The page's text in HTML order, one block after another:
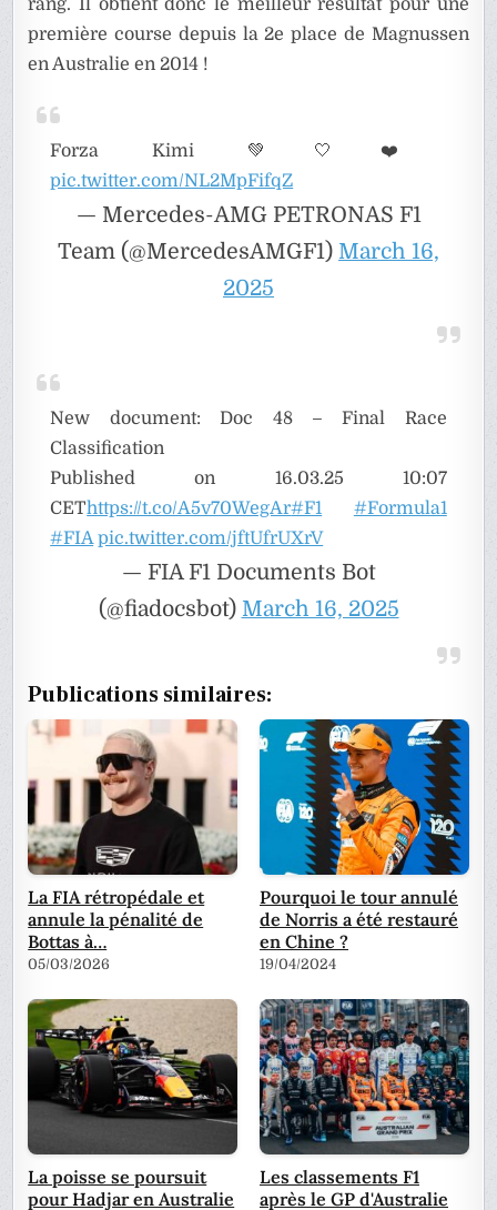
première course depuis la 2e place de Magnussen
en Australie en 2014 !
Forza Kimi 💚🤍❤️
pic.twitter.com/NL2MpFifqZ
— Mercedes-AMG PETRONAS F1
Team (@MercedesAMGF1) March 16,
2025
New document: Doc 48 – Final Race
Classification
Published on 16.03.25 10:07
CEThttps://t.co/A5v70WegAr#F1
#Formula1
#FIA pic.twitter.com/jftUfrUXrV
— FIA F1 Documents Bot
(@fiadocsbot) March 16, 2025
Publications similaires:
La FIA rétropédale et
annule la pénalité de
Bottas à…
05/03/2026
Pourquoi le tour annulé
de Norris a été restauré
en Chine ?
19/04/2024
La poisse se poursuit
pour Hadjar en Australie
Les classements F1
après le GP d'Australie